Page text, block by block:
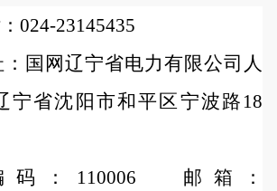
024-23145435
国网辽宁省电力有限公司人
宁省沈阳市和平区宁波路 18
码： 110006 邮箱：